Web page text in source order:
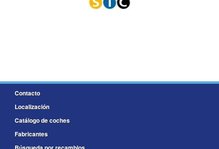
Contacto
Localización
Catálogo de coches
Fabricantes